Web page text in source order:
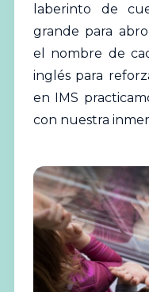
laberinto de
grande para
el nombre de
inglés para
en IMS
con nuestra